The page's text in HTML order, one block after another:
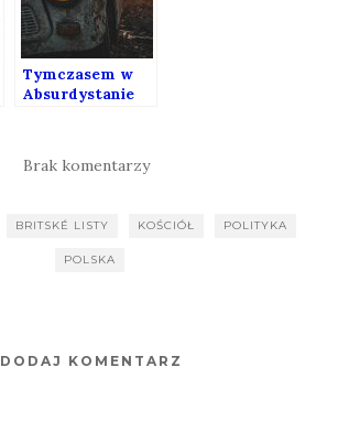
Tymczasem w
Absurdystanie
Brak komentarzy
BRITSKÉ LISTY KOŚCIÓŁ POLITYKA
POLSKA
DODAJ KOMENTARZ